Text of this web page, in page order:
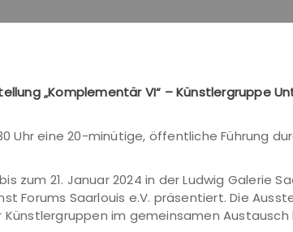
„Komplementär VI“ – Künstlergruppe
Uhr eine 20-minütige, öffentliche Führung
zum 21. Januar 2024 in der Ludwig Galerie
Forums Saarlouis e.V. präsentiert. Die
im gemeinsamen Austausch